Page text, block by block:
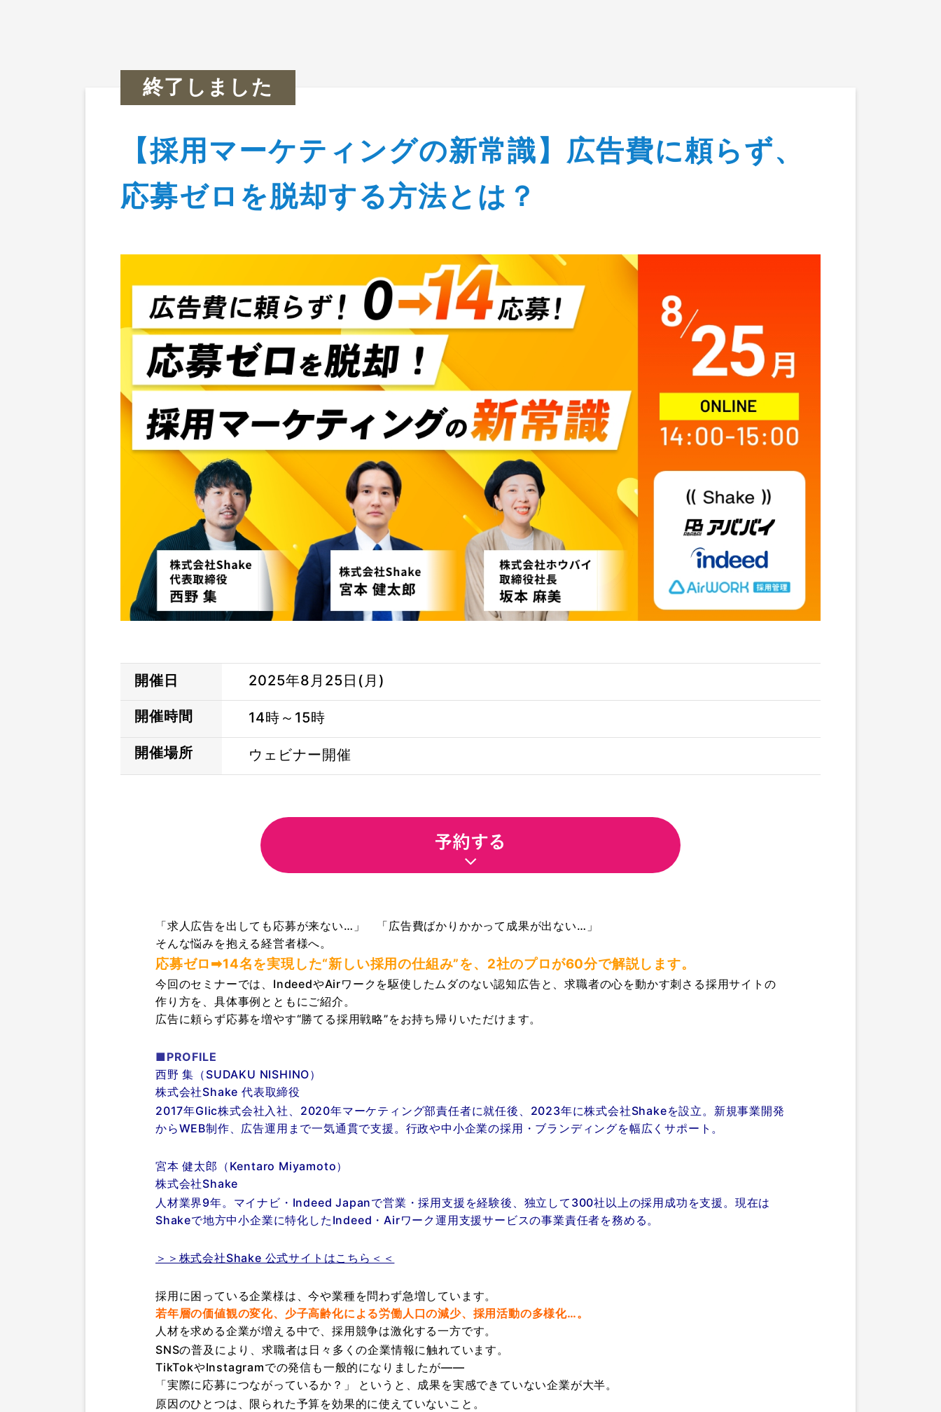
イベント情報> 【採用マーケティングの新常識】広告費に頼らず、応募ゼロを脱却する方法とは？
終了しました
【採用マーケティングの新常識】広告費に頼らず、
応募ゼロを脱却する方法とは？
開催日 2025年8月25日(月)
開催時間 14時～15時
開催場所 ウェビナー開催
「求人広告を出しても応募が来ない…」 「広告費ばかりかかって成果が出ない…」
そんな悩みを抱える経営者様へ。
応募ゼロ➡14名を実現した“新しい採用の仕組み”を、 2社のプロが60分で解説します。
今回のセミナーでは、IndeedやAirワークを駆使したムダのない認知広告と、求職者の心を動かす刺さる採用サイトの
作り方を、具体事例とともにご紹介。
広告に頼らず応募を増やす“勝てる採用戦略”をお持ち帰りいただけます。
■PROFILE
西野 集（SUDAKU NISHINO）
株式会社Shake 代表取締役
2017年Glic株式会社入社、2020年マーケティング部責任者に就任後、2023年に株式会社Shakeを設立。新規事業開発
からWEB制作、広告運用まで一気通貫で支援。行政や中小企業の採用・ブランディングを幅広くサポート。
宮本 健太郎（Kentaro Miyamoto）
株式会社Shake
人材業界9年。マイナビ・Indeed Japanで営業・採用支援を経験後、独立して300社以上の採用成功を支援。現在は
Shakeで地方中小企業に特化したIndeed・Airワーク運用支援サービスの事業責任者を務める。
＞＞株式会社Shake 公式サイトはこちら＜＜
採用に困っている企業様は、今や業種を問わず急増しています。
若年層の価値観の変化、少子高齢化による労働人口の減少、採用活動の多様化…。
人材を求める企業が増える中で、採用競争は激化する一方です。
SNSの普及により、求職者は日々多くの企業情報に触れています。
TikTokやInstagramでの発信も一般的になりましたが――
「実際に応募につながっているか？」 というと、成果を実感できていない企業が大半。
原因のひとつは、限られた予算を効果的に使えていないこと。